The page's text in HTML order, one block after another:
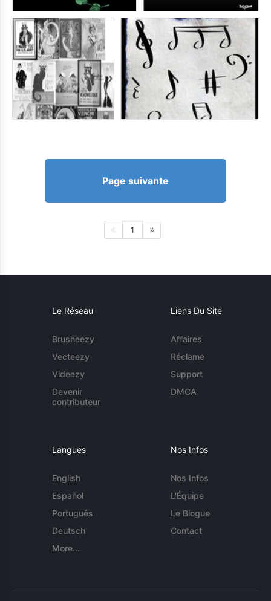
Page suivante
1
Le Réseau
Brusheezy
Vecteezy
Videezy
Devenir
contributeur
Liens Du Site
Affaires
Réclame
Support
DMCA
Langues
English
Español
Português
Deutsch
More...
Nos Infos
Nos Infos
L'Équipe
Le Blogue
Contact